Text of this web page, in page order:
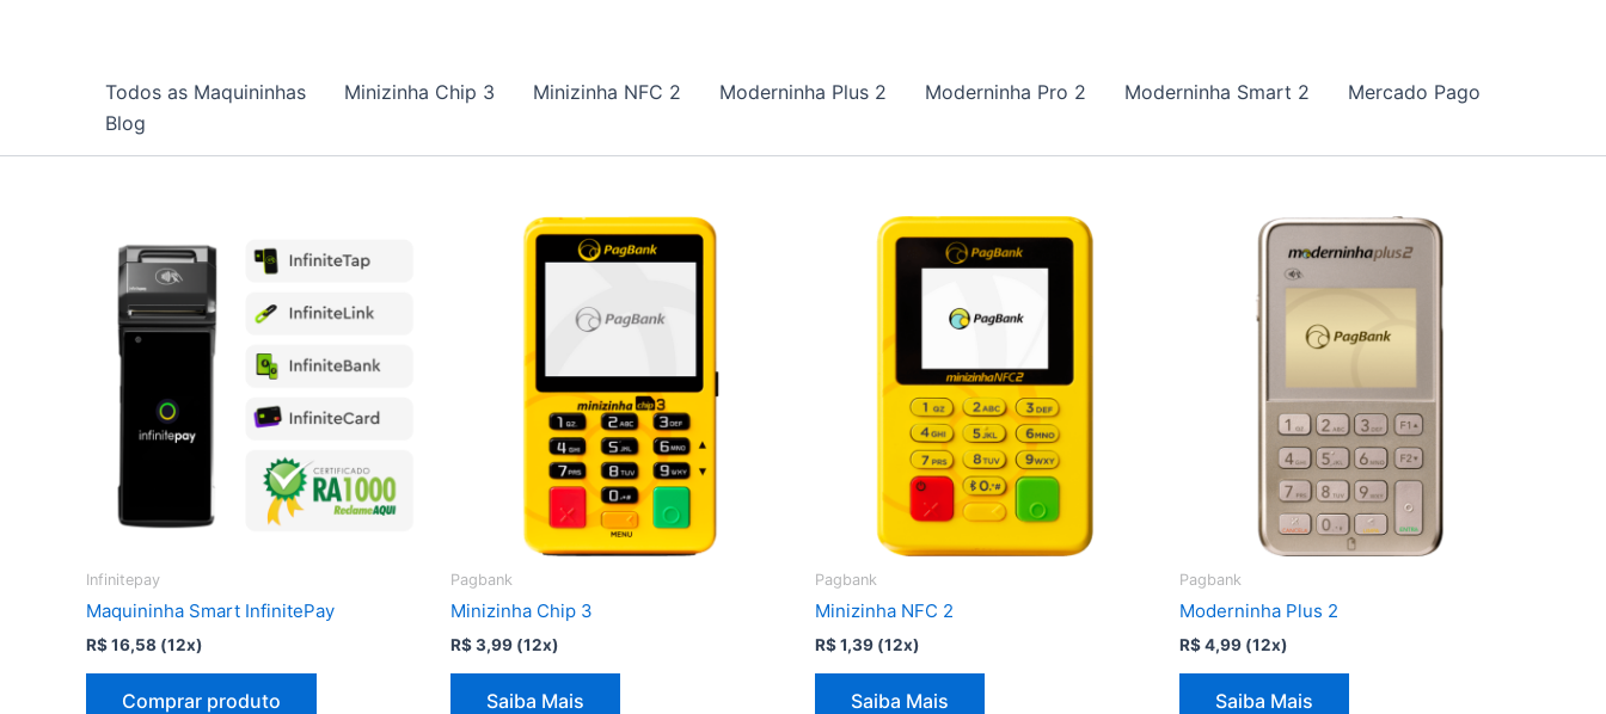
Todos as Maquininhas Minizinha Chip 3 Minizinha NFC 2 Moderninha Plus 2 Moderninha Pro 2 Moderninha Smart 2
Mercado Pago
Blog
Infinitepay
Maquininha Smart InfinitePay
R$16,58 (12x)
Comprar produto
Pagbank
Minizinha Chip 3
R$3,99 (12x)
Saiba Mais
Pagbank
Minizinha NFC 2
R$1,39 (12x)
Saiba Mais
Pagbank
Moderninha Plus 2
R$4,99 (12x)
Saiba Mais